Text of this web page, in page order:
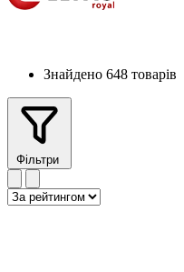
Знайдено 648 товарів
Фільтри